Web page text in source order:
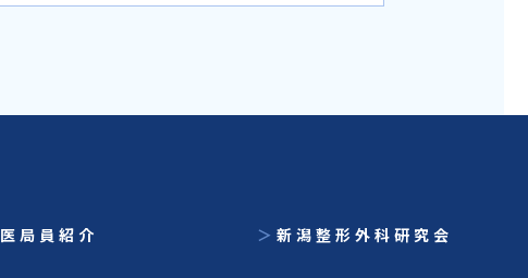
医局員紹介 ＞新潟整形外科研究会